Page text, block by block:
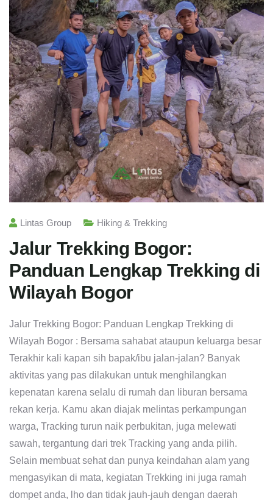
Lintas Group Hiking & Trekking
Jalur Trekking Bogor:
Panduan Lengkap Trekking di
Wilayah Bogor
Jalur Trekking Bogor: Panduan Lengkap Trekking di
Wilayah Bogor : Bersama sahabat ataupun keluarga besar
Terakhir kali kapan sih bapak/ibu jalan-jalan? Banyak
aktivitas yang pas dilakukan untuk menghilangkan
kepenatan karena selalu di rumah dan liburan bersama
rekan kerja. Kamu akan diajak melintas perkampungan
warga, Tracking turun naik perbukitan, juga melewati
sawah, tergantung dari trek Tracking yang anda pilih.
Selain membuat sehat dan punya keindahan alam yang
mengasyikan di mata, kegiatan Trekking ini juga ramah
dompet anda, lho dan tidak jauh-jauh dengan daerah